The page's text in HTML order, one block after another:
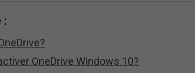
:
OneDrive Windows 10?